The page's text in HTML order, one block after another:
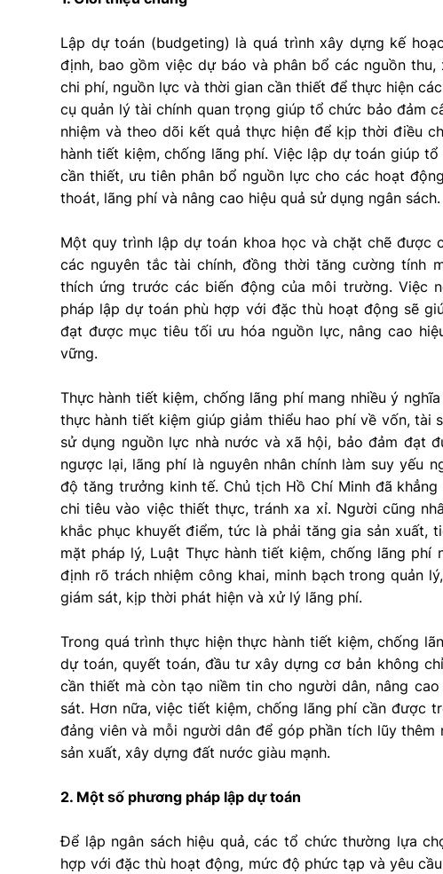
Lập dự toán (budgeting) là quá trình xây dựng kế
định, bao gồm việc dự báo và phân bổ các nguồn
chi phí, nguồn lực và thời gian cần thiết để thực hiện
cụ quản lý tài chính quan trọng giúp tổ chức bảo đảm
nhiệm và theo dõi kết quả thực hiện để kịp thời điều
hành tiết kiệm, chống lãng phí. Việc lập dự toán giúp
cần thiết, ưu tiên phân bổ nguồn lực cho các hoạt
thoát, lãng phí và nâng cao hiệu quả sử dụng ngân sách.
Một quy trình lập dự toán khoa học và chặt chẽ được
các nguyên tắc tài chính, đồng thời tăng cường tính
thích ứng trước các biến động của môi trường. Việc
pháp lập dự toán phù hợp với đặc thù hoạt động sẽ
đạt được mục tiêu tối ưu hóa nguồn lực, nâng cao
vững.
Thực hành tiết kiệm, chống lãng phí mang nhiều ý
thực hành tiết kiệm giúp giảm thiểu hao phí về vốn, tài
sử dụng nguồn lực nhà nước và xã hội, bảo đảm đạt
ngược lại, lãng phí là nguyên nhân chính làm suy yếu
độ tăng trưởng kinh tế. Chủ tịch Hồ Chí Minh đã
chi tiêu vào việc thiết thực, tránh xa xỉ. Người cũng
khắc phục khuyết điểm, tức là phải tăng gia sản xuất,
mặt pháp lý, Luật Thực hành tiết kiệm, chống lãng
định rõ trách nhiệm công khai, minh bạch trong quản
giám sát, kịp thời phát hiện và xử lý lãng phí.
Trong quá trình thực hiện thực hành tiết kiệm, chống
dự toán, quyết toán, đầu tư xây dựng cơ bản không
cần thiết mà còn tạo niềm tin cho người dân, nâng
sát. Hơn nữa, việc tiết kiệm, chống lãng phí cần được
đảng viên và mỗi người dân để góp phần tích lũy
sản xuất, xây dựng đất nước giàu mạnh.
2. Một số phương pháp lập dự toán
Để lập ngân sách hiệu quả, các tổ chức thường lựa
hợp với đặc thù hoạt động, mức độ phức tạp và yêu